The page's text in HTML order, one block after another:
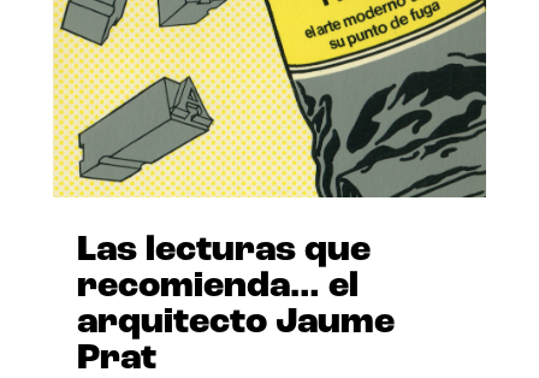
Las lecturas que
recomienda… el
arquitecto Jaume
Prat